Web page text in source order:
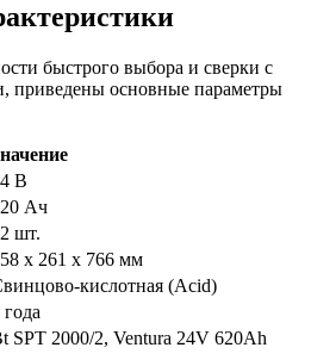
быстрого выбора и сверки с
приведены основные параметры
В
Ач
шт.
x 261 x 766 мм
кислотная (Acid)
года
SPT 2000/2, Ventura 24V 620Ah